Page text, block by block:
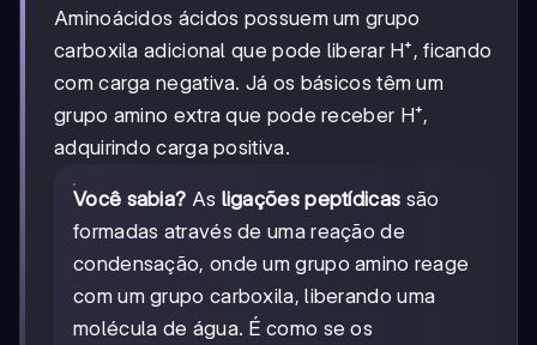
Aminoácidos ácidos possuem um grupo
carboxila adicional que pode liberar H⁺, ficando
com carga negativa. Já os básicos têm um
grupo amino extra que pode receber H⁺,
adquirindo carga positiva.
Você sabia? As ligações peptídicas são
formadas através de uma reação de
condensação, onde um grupo amino reage
com um grupo carboxila, liberando uma
molécula de água. É como se os